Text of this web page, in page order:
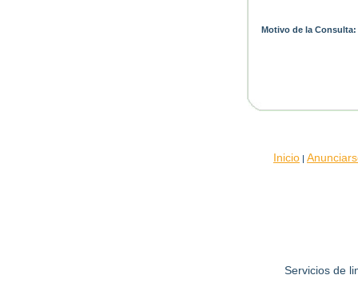
Motivo de la Consulta:
Inicio |
Servicios de